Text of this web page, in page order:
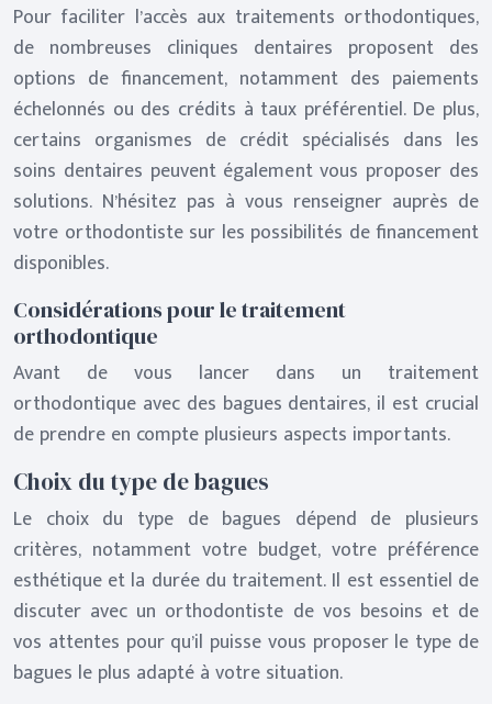
Pour faciliter l’accès aux traitements orthodontiques,
de nombreuses cliniques dentaires proposent des
options de financement, notamment des paiements
échelonnés ou des crédits à taux préférentiel. De plus,
certains organismes de crédit spécialisés dans les
soins dentaires peuvent également vous proposer des
solutions. N’hésitez pas à vous renseigner auprès de
votre orthodontiste sur les possibilités de financement
disponibles.
Considérations pour le traitement
orthodontique
Avant de vous lancer dans un traitement
orthodontique avec des bagues dentaires, il est crucial
de prendre en compte plusieurs aspects importants.
Choix du type de bagues
Le choix du type de bagues dépend de plusieurs
critères, notamment votre budget, votre préférence
esthétique et la durée du traitement. Il est essentiel de
discuter avec un orthodontiste de vos besoins et de
vos attentes pour qu’il puisse vous proposer le type de
bagues le plus adapté à votre situation.